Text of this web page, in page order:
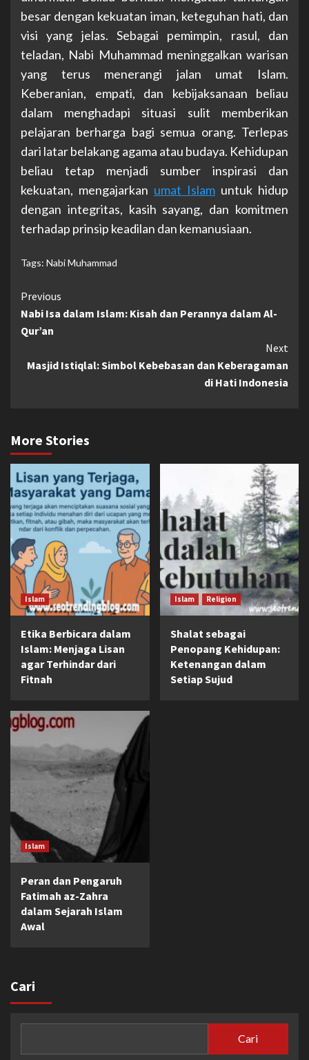
besar dengan kekuatan iman, keteguhan hati, dan
visi yang jelas. Sebagai pemimpin, rasul, dan
teladan, Nabi Muhammad meninggalkan warisan
yang terus menerangi jalan umat Islam.
Keberanian, empati, dan kebijaksanaan beliau
dalam menghadapi situasi sulit memberikan
pelajaran berharga bagi semua orang. Terlepas
dari latar belakang agama atau budaya. Kehidupan
beliau tetap menjadi sumber inspirasi dan
kekuatan, mengajarkan umat Islam untuk hidup
dengan integritas, kasih sayang, dan komitmen
terhadap prinsip keadilan dan kemanusiaan.
Tags: Nabi Muhammad
Continue
Reading
Previous
Nabi Isa dalam Islam: Kisah dan Perannya dalam Al-
Qur’an
Next
Masjid Istiqlal: Simbol Kebebasan dan Keberagaman
di Hati Indonesia
More Stories
Islam
Etika Berbicara dalam
Islam: Menjaga Lisan
agar Terhindar dari
Fitnah
Islam Religion
Shalat sebagai
Penopang Kehidupan:
Ketenangan dalam
Setiap Sujud
Islam
Peran dan Pengaruh
Fatimah az-Zahra
dalam Sejarah Islam
Awal
Cari
Cari